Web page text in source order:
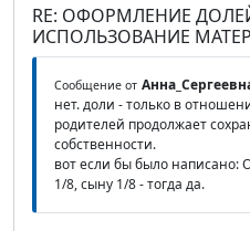
RE: ОФОРМЛЕНИЕ
ИСПОЛЬЗОВАНИЕ
Сообщение от
нет. доли - только в
родителей продолжает
собственности.
вот если бы было написано:
1/8, сыну 1/8 - тогда да.